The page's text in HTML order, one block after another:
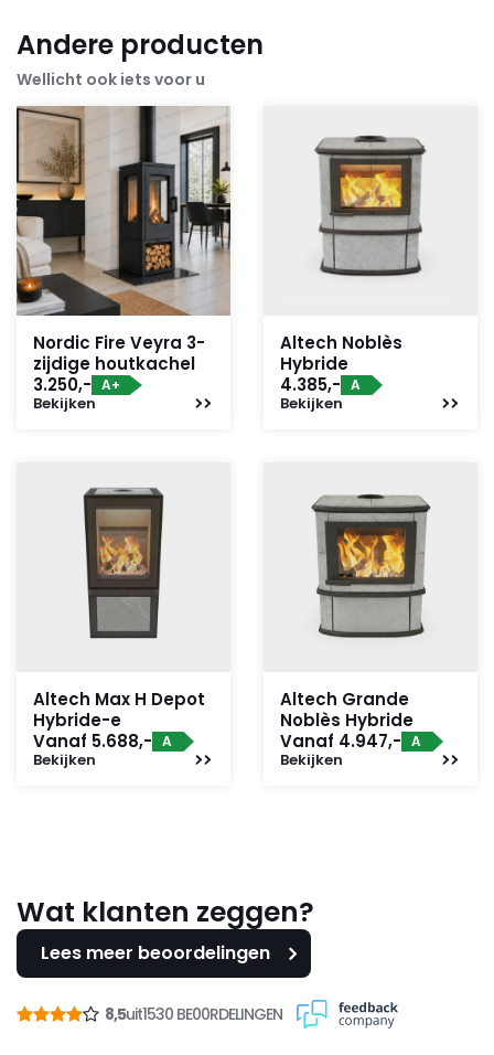
Andere producten
Wellicht ook iets voor u
Nordic Fire Veyra 3-
zijdige houtkachel
3.250,- A+
Bekijken
Altech Noblès
Hybride
4.385,- A
Bekijken
Altech Max H Depot
Hybride-e
Vanaf 5.688,- A
Bekijken
Altech Grande
Noblès Hybride
Vanaf 4.947,- A
Bekijken
Wat klanten zeggen?
Lees meer beoordelingen
8,5uit1530 BE00RDELINGEN